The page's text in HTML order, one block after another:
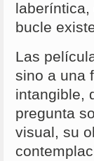
bucle
Las
sino a una
intangible,
pregunta
visual, su